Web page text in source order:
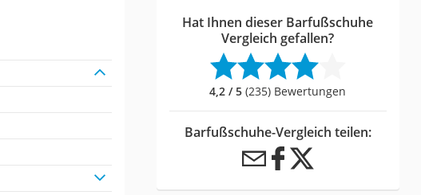
Hat Ihnen dieser Barfußschuhe
Vergleich gefallen?
4,2 / 5 (235) Bewertungen
Barfußschuhe-Vergleich teilen: